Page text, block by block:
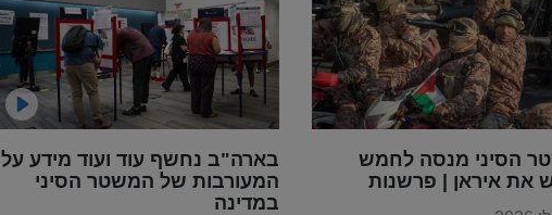
בארה"ב נחשף עוד ועוד מידע על
המעורבות של המשטר הסיני
במדינה
הסיני מנסה לחמש
את איראן | פרשנות